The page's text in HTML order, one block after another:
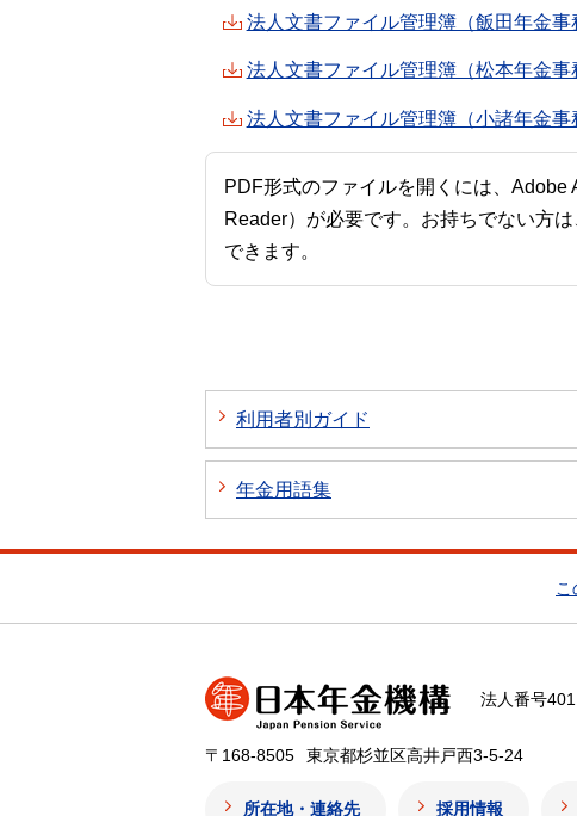
法人文書ファイル管理簿（飯田年金
法人文書ファイル管理簿（松本年金
法人文書ファイル管理簿（小諸年金
PDF形式のファイルを開くには、Adobe
Reader）が必要です。お持ちでない方
できます。
利用者別ガイド
年金用語集
法人番号
〒168-8505 東京都杉並区高井戸西3-5-24
所在地・連絡先 採用情報